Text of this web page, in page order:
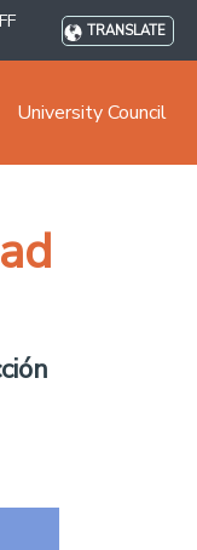
TRANSLATE
University Council